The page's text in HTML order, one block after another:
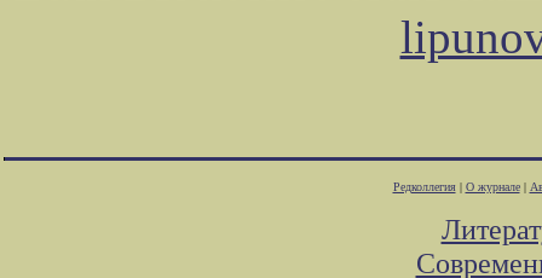
Редколлегия| О журнале|